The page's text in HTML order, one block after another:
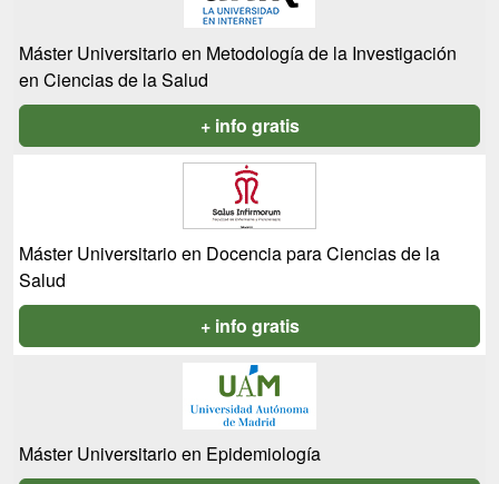
Máster Universitario en Metodología de la Investigación
en Ciencias de la Salud
+ info gratis
Máster Universitario en Docencia para Ciencias de la
Salud
+ info gratis
Máster Universitario en Epidemiología